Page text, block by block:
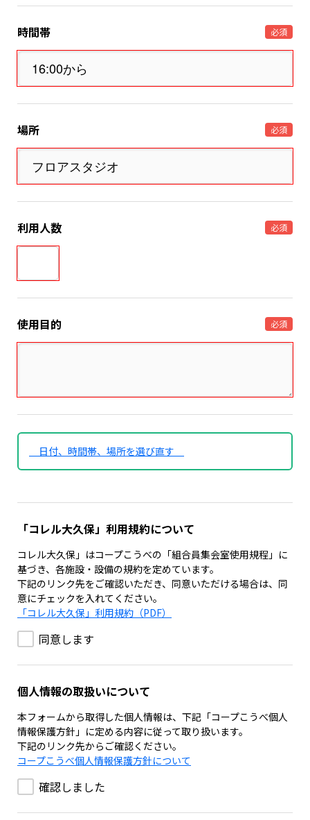
時間帯 必須
場所 必須
利用人数 必須
使用目的 必須
日付、時間帯、場所を選び直す
「コレル大久保」利用規約について
コレル大久保」はコープこうべの「組合員集会室使用規程」に
基づき、各施設・設備の規約を定めています。
下記のリンク先をご確認いただき、同意いただける場合は、同
意にチェックを入れてください。
「コレル大久保」利用規約（PDF）
同意します
個人情報の取扱いについて
本フォームから取得した個人情報は、下記「コープこうべ個人
情報保護方針」に定める内容に従って取り扱います。
下記のリンク先からご確認ください。
コープこうべ個人情報保護方針について
確認しました